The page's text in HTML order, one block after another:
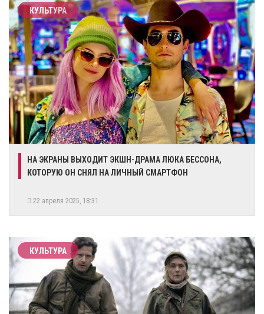
КУЛЬТУРА
НА ЭКРАНЫ ВЫХОДИТ ЭКШН-ДРАМА ЛЮКА БЕССОНА,
КОТОРУЮ ОН СНЯЛ НА ЛИЧНЫЙ СМАРТФОН
22 апреля 2025, 18:31
КУЛЬТУРА